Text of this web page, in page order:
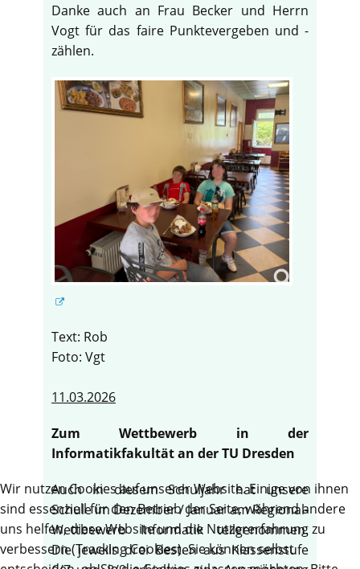
Danke auch an Frau Becker und Herrn
Vogt für das faire Punktevergeben und -
zählen.
Text: Rob
Foto: Vgt
11.03.2026
Zum Wettbewerb in der
Informatikfakultät an der TU Dresden
Auch in diesem Schuljahr hat unsere
Schule im Dezember / Januar am Regional-
Wettbewerb Informatik teilgenommen.
Die jeweils drei Besten aus Klassenstufe
Wir nutzen Cookies auf unserer Website. Einige von ihnen
sind essenziell für den Betrieb der Seite, während andere
uns helfen, diese Website und die Nutzererfahrung zu
verbessern (Tracking Cookies). Sie können selbst